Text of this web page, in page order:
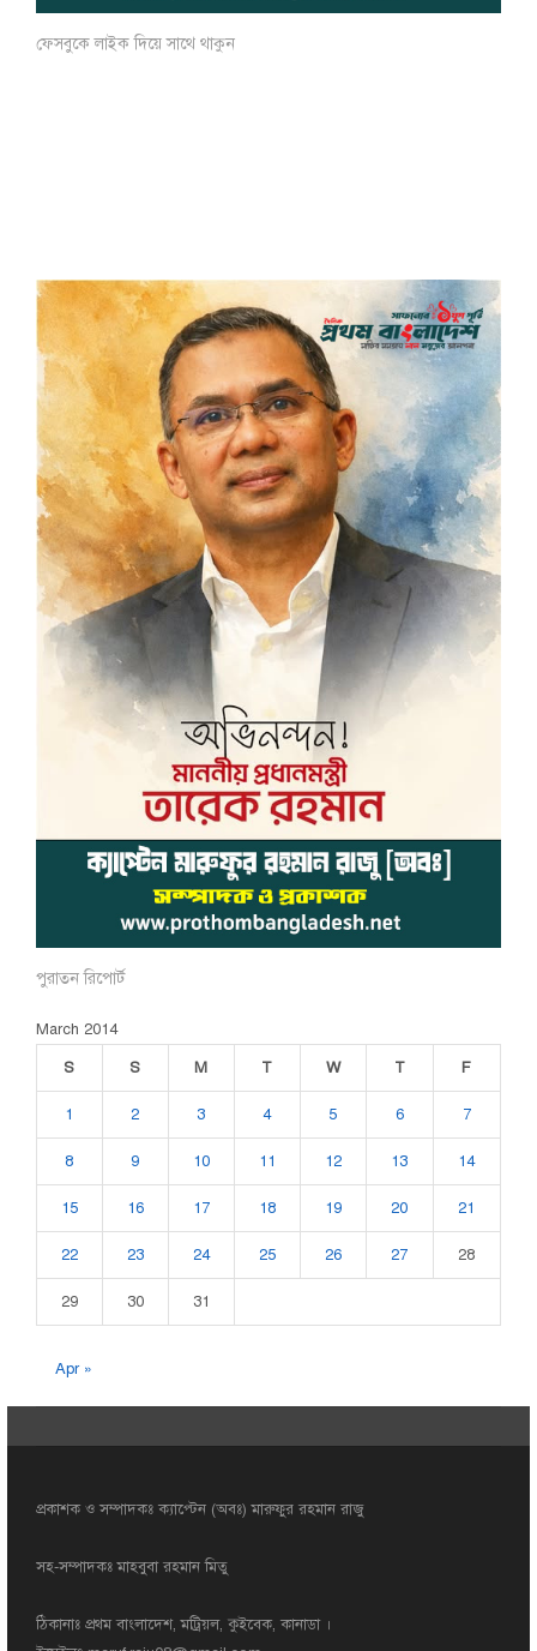
ফেসবুকে লাইক দিয়ে সাথে থাকুন
পুরাতন রিপোর্ট
March 2014
S
S M T W T F
1 2 3 4 5 6 7
8 9 10 11 12 13 14
15 16 17 18 19 20 21
22 23 24 25 26 27 28
29 30 31
Apr »
প্রকাশক ও সম্পাদকঃ ক্যাপ্টেন (অবঃ) মারুফুর রহমান রাজু
সহ-সম্পাদকঃ মাহবুবা রহমান মিতু
ঠিকানাঃ প্রথম বাংলাদেশ, মট্রিয়ল, কুইবেক, কানাডা ।